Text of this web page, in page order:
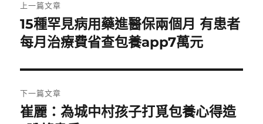
章
導
覽
上一篇文章
上
一
文
章:
15種罕見病用藥進醫保兩個月 有患者
每月治療費省查包養app7萬元
下一篇文章
下
崔麗：為城中村孩子打覓包養心得造